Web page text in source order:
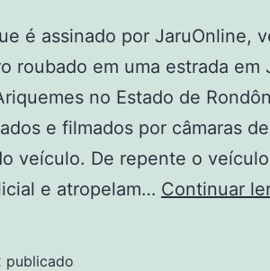
é assinado por JaruOnline,
roubado em uma estrada
no Estado de
e filmados por câmaras
veículo. De repente o
e atropelam… Continuar
publicado